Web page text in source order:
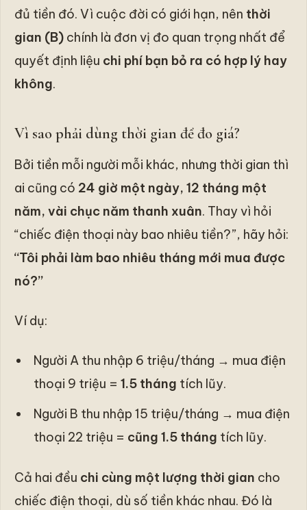
đủ tiền đó. Vì cuộc đời có giới hạn, nên thời
gian (B) chính là đơn vị đo quan trọng nhất để
quyết định liệu chi phí bạn bỏ ra có hợp lý hay
không.
Vì sao phải dùng thời gian để đo giá?
Bởi tiền mỗi người mỗi khác, nhưng thời gian thì
ai cũng có 24 giờ một ngày, 12 tháng một
năm, vài chục năm thanh xuân. Thay vì hỏi
“chiếc điện thoại này bao nhiêu tiền?”, hãy hỏi:
“Tôi phải làm bao nhiêu tháng mới mua được
nó?”
Ví dụ:
Người A thu nhập 6 triệu/tháng → mua điện
thoại 9 triệu =1.5 tháng tích lũy.
Người B thu nhập 15 triệu/tháng → mua điện
thoại 22 triệu = cũng 1.5 tháng tích lũy.
Cả hai đều chi cùng một lượng thời gian cho
chiếc điện thoại, dù số tiền khác nhau. Đó là